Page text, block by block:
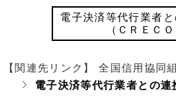
電子決済等代行業者
（ＣＲＥＣＯ
【関連先リンク】 全国信用協同
電子決済等代行業者との連